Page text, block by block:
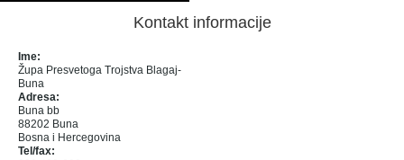
Kontakt informacije
Ime:
Župa Presvetoga Trojstva Blagaj-
Buna
Adresa:
Buna bb
88202 Buna
Bosna i Hercegovina
Tel/fax: